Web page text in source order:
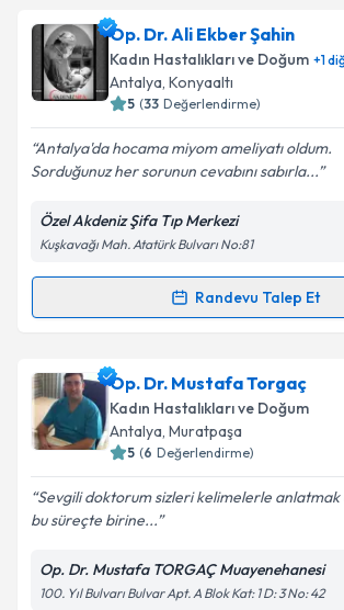
Takvim Talebini
Op. Dr. Emine Arslaniçin randevu
oluşturun. Size bu uzmandan randevu
takvim hazırlandığında e-posta ile
Kişisel verilerimin işlenmesine ilişkin
Metni'ni okudum ve kişisel
kapsamda işlenmesini kabul
Op. Dr. Ali Ekber Şahin
Kadın Hastalıkları ve Doğum +1
Antalya, Konyaaltı
5 (33 Değerlendirme)
Antalya'da hocama miyom ameliyatı oldum.
Sorduğunuz her sorunun cevabını sabırla...
Özel Akdeniz Şifa Tıp Merkezi
Kuşkavağı Mah. Atatürk Bulvarı No:81
Randevu Talep Et
Randevu Takvimi Talebi
Op. Dr. Ali Ekber Şahiniçin randevu
oluşturun. Size bu uzmandan randevu
takvim hazırlandığında e-posta ile
Kişisel verilerimin işlenmesine ilişkin
Metni'ni okudum ve kişisel
Op. Dr. Mustafa Torgaç
Kadın Hastalıkları ve Doğum
Antalya, Muratpaşa
5 (6 Değerlendirme)
Sevgili doktorum sizleri kelimelerle anlatmak
bu süreçte birine...
Op. Dr. Mustafa TORGAÇ Muayenehanesi
100. Yıl Bulvarı Bulvar Apt. A Blok Kat: 1 D: 3 No: 42